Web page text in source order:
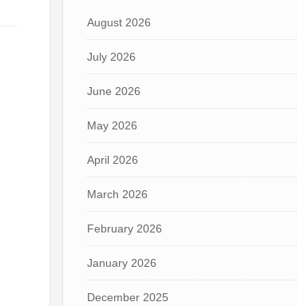
August 2026
July 2026
June 2026
May 2026
April 2026
March 2026
February 2026
January 2026
December 2025